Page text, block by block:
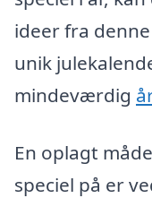
ideer fra
unik
mindeværdig
En oplagt
speciel på er